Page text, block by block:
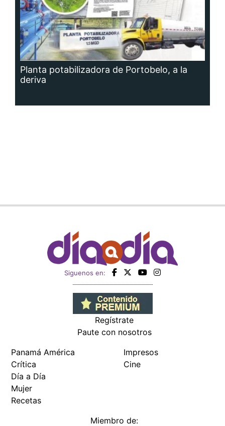
Planta potabilizadora de Portobelo, a la
deriva
Siguenos en:
Regístrate
Paute con nosotros
Panamá América
Crítica
Día a Día
Mujer
Recetas
Impresos
Cine
Miembro de: